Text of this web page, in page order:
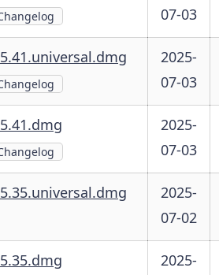
07-03
2025-
07-03
2025-
07-03
2025-
07-02
2025-